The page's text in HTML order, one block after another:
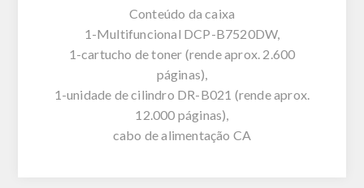
Conteúdo da caixa
1-Multifuncional DCP-B7520DW,
1-cartucho de toner (rende aprox. 2.600
páginas),
1-unidade de cilindro DR-B021 (rende aprox.
12.000 páginas),
cabo de alimentação CA